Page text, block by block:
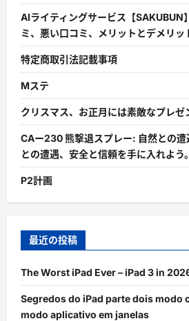
AIライティングサービス【SAKUBUN
ミ、悪い口コミ、メリットとデメリッ
特定商取引法記載事項
Mステ
クリスマス、お正月には素敵なプレゼ
CAー230 熊撃退スプレー: 自然との
との遭遇、安全と信頼を手に入れよう。
P2計画
最近の投稿
The Worst iPad Ever – iPad 3 in
Segredos do iPad parte dois modo
modo aplicativo em janelas